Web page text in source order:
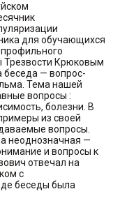
для обучающихся
Трезвости Крюковым
— вопрос-
Тема нашей
вопросы :
болезни. В
из своей
вопросы.
неоднозначная —
и вопросы к
отвечал на
с
беседы была